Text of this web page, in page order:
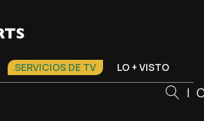
SERVICIOS DE TV LO + VISTO
|